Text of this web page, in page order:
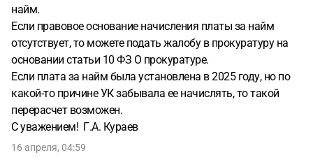
найм.
Если правовое основание начисления платы за найм
отсутствует, то можете подать жалобу в прокуратуру на
основании статьи 10 ФЗ О прокуратуре.
Если плата за найм была установлена в 2025 году, но по
какой-то причине УК забывала ее начислять, то такой
перерасчет возможен.
С уважением! Г.А. Кураев
16 апреля, 04:59